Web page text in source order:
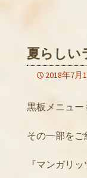
夏らし
2018年7月
黒板メニュー
その一部を
『マンガリ